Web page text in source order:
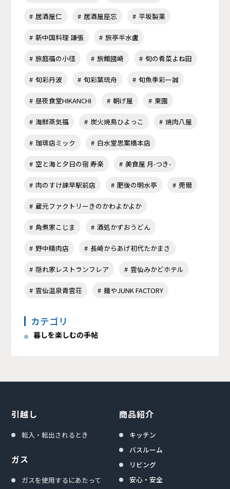
居酒屋仁 居酒屋座忘 平坂製薬
新中国料理 謙張 旅亭半水盧
旅庭福の小径 旅館國崎 旬の肴菜よね田
旬彩丹波 旬彩葉琉舟 旬魚季彩一誠
昼夜食堂HIKANCHI 朝げ屋 東園
海鮮蒸気福 炭火焼鳥ひよっこ 焼肉八屋
珈琲店ミック 白水堂思案橋本店
空と海と夕日の宿 寿楽 美食屋 月-つき-
肉のすけ諫早駅前店 肥後の明水亭 莞爾
蔵元ファクトリーきのかわよかよか
角煮家こじま 酒処かずおうどん
野中精肉店 長崎からあげ初代たかまさ
隠れ家レストランフレア 雲仙みかどホテル
雲仙温泉青雲荘 麺やJUNK FACTORY
カテゴリ
暮しを楽しむの手帖
引越し
転入・転出されるとき
ガス
ガスを使用するにあたって
商品紹介
キッチン
バスルーム
リビング
安心・安全